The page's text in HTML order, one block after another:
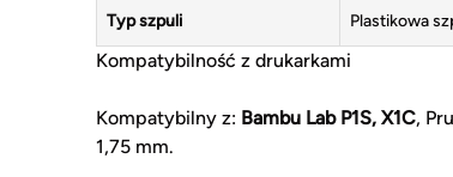
Typ szpuli Plastikowa
Kompatybilność z drukarkami
Kompatybilny z: Bambu Lab P1S, X1C,
1,75 mm.